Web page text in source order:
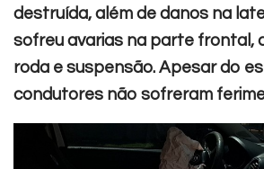
destruída, além de danos na
sofreu avarias na parte frontal,
roda e suspensão. Apesar do
condutores não sofreram